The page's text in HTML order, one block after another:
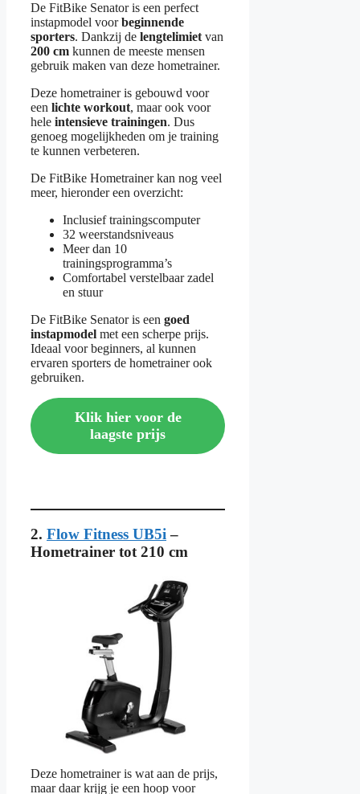
De FitBike Senator is een perfect
instapmodel voorbeginnende
sporters. Dankzij de lengtelimiet van
200 cm kunnen de meeste mensen
gebruik maken van deze hometrainer.
Deze hometrainer is gebouwd voor
een lichte workout, maar ook voor
hele intensieve trainingen. Dus
genoeg mogelijkheden om je training
te kunnen verbeteren.
De FitBike Hometrainer kan nog veel
meer, hieronder een overzicht:
Inclusief trainingscomputer
32 weerstandsniveaus
Meer dan 10
trainingsprogramma’s
Comfortabel verstelbaar zadel
en stuur
De FitBike Senator is een goed
instapmodel met een scherpe prijs.
Ideaal voor beginners, al kunnen
ervaren sporters de hometrainer ook
gebruiken.
Klik hier voor de
laagste prijs
2. Flow Fitness UB5i –
Hometrainer tot 210 cm
Deze hometrainer is wat aan de prijs,
maar daar krijg je een hoop voor